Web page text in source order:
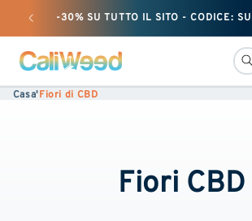
e passare
contenuto
-30% SU TUTTO IL SITO - CODICE:
Casa'Fiori di CBD
Fiori CBD